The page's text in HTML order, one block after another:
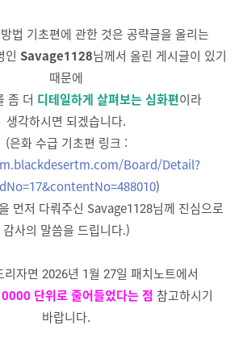
법 기초편에 관한 것은 공략글을 올리는
인 Savage1128님께서 올린 게시글이 있기
때문에
좀 더 디테일하게 살펴보는 심화편이라
생각하시면 되겠습니다.
(은화 수급 기초편 링크 :
Board/Detail?
)
먼저 다뤄주신 Savage1128님께 진심으로
감사의 말씀을 드립니다.)
리자면 2026년 1월 27일 패치노트에서
단위로 줄어들었다는 점 참고하시기
바랍니다.